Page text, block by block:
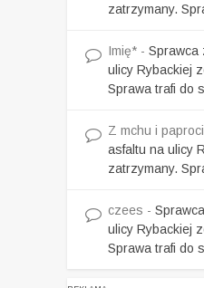
zatrzymany.
Imię* - Sprawca
ulicy Rybackiej
Sprawa trafi do
Z mchu i paproci
asfaltu na ulicy
zatrzymany.
czees -
ulicy Rybackiej
Sprawa trafi do